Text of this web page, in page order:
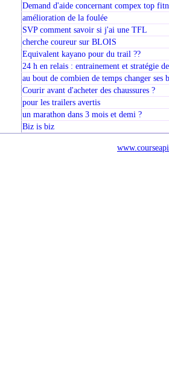
Demand d'aide concernant compex top
amélioration de la foulée
SVP comment savoir si j'ai une TFL
cherche coureur sur BLOIS
Equivalent kayano pour du trail ??
24 h en relais : entrainement et stratégie
au bout de combien de temps changer ses
Courir avant d'acheter des chaussures ?
pour les trailers avertis
un marathon dans 3 mois et demi ?
Biz is biz